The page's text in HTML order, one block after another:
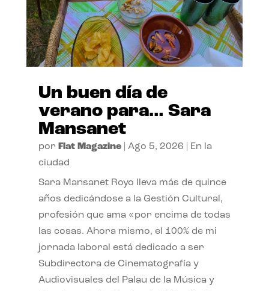
Un buen día de
verano para… Sara
Mansanet
por Flat Magazine| Ago 5, 2026
En la
ciudad
Sara Mansanet Royo lleva más de quince
años dedicándose a la Gestión Cultural,
profesión que ama «por encima de todas
las cosas. Ahora mismo, el 100% de mi
jornada laboral está dedicado a ser
Subdirectora de Cinematografía y
Audiovisuales del Palau de la Música y